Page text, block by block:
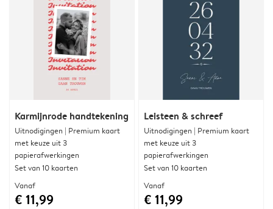
Karmijnrode handtekening
Uitnodigingen | Premium kaart
met keuze uit 3
papierafwerkingen
Set van 10 kaarten
Vanaf
€ 11,99
Leisteen & schreef
Uitnodigingen | Premium kaart
met keuze uit 3
papierafwerkingen
Set van 10 kaarten
Vanaf
€ 11,99